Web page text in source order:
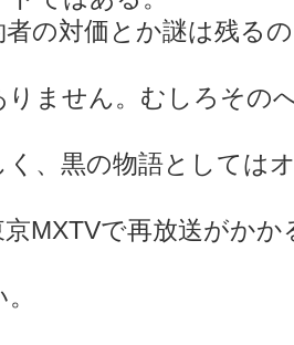
の対価とか謎は残る
りません。むしろその
く、黒の物語としては
MXTVで再放送がかか